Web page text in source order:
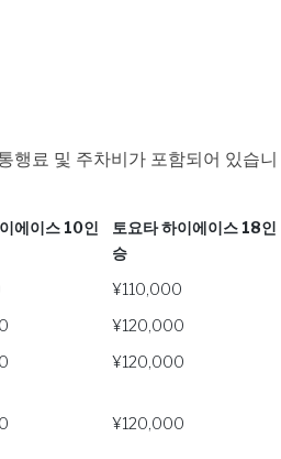
행료 및 주차비가 포함되어 있습니
에이스 10인
토요타 하이에이스 18인
승
에이스 10인
토요타 하이에이스 18인
¥110,000
¥120,000
¥120,000
¥120,000